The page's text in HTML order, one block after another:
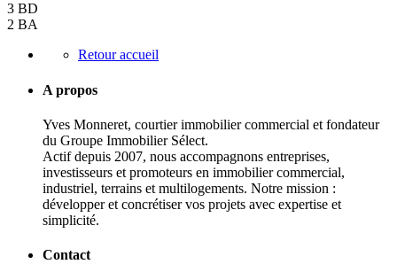
3 BD
2 BA
Retour accueil
A propos
Yves Monneret, courtier immobilier commercial et fondateur
du Groupe Immobilier Sélect.
Actif depuis 2007, nous accompagnons entreprises,
investisseurs et promoteurs en immobilier commercial,
industriel, terrains et multilogements. Notre mission :
développer et concrétiser vos projets avec expertise et
simplicité.
Contact